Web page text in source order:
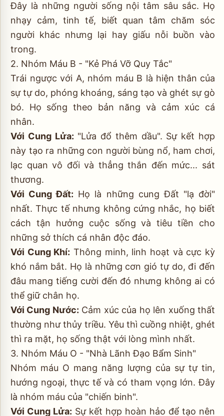
Đây là những người sống nội tâm sâu sắc. Họ
nhạy cảm, tinh tế, biết quan tâm chăm sóc
người khác nhưng lại hay giấu nỗi buồn vào
trong.
2. Nhóm Máu B - "Kẻ Phá Vỡ Quy Tắc"
Trái ngược với A, nhóm máu B là hiện thân của
sự tự do, phóng khoáng, sáng tạo và ghét sự gò
bó. Họ sống theo bản năng và cảm xúc cá
nhân.
Với Cung Lửa: "Lửa đổ thêm dầu". Sự kết hợp
này tạo ra những con người bùng nổ, ham chơi,
lạc quan vô đối và thẳng thắn đến mức... sát
thương.
Với Cung Đất: Họ là những cung Đất "lạ đời"
nhất. Thực tế nhưng không cứng nhắc, họ biết
cách tận hưởng cuộc sống và tiêu tiền cho
những sở thích cá nhân độc đáo.
Với Cung Khí: Thông minh, linh hoạt và cực kỳ
khó nắm bắt. Họ là những cơn gió tự do, đi đến
đâu mang tiếng cười đến đó nhưng không ai có
thể giữ chân họ.
Với Cung Nước: Cảm xúc của họ lên xuống thất
thường như thủy triều. Yêu thì cuồng nhiệt, ghét
thì ra mặt, họ sống thật với lòng mình nhất.
3. Nhóm Máu O - "Nhà Lãnh Đạo Bẩm Sinh"
Nhóm máu O mang năng lượng của sự tự tin,
hướng ngoại, thực tế và có tham vọng lớn. Đây
là nhóm máu của "chiến binh".
Với Cung Lửa: Sự kết hợp hoàn hảo để tạo nên